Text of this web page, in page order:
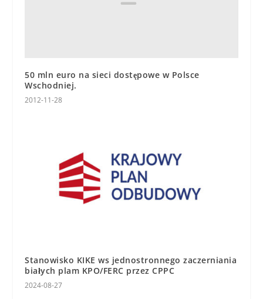
50 mln euro na sieci dostępowe w Polsce
Wschodniej.
2012-11-28
Stanowisko KIKE ws jednostronnego zaczerniania
białych plam KPO/FERC przez CPPC
2024-08-27